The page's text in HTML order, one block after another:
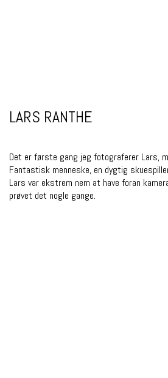
LARS RANTHE
Det er første gang jeg fotograferer Lars,
Fantastisk menneske, en dygtig
Lars var ekstrem nem at have foran
prøvet det nogle gange.